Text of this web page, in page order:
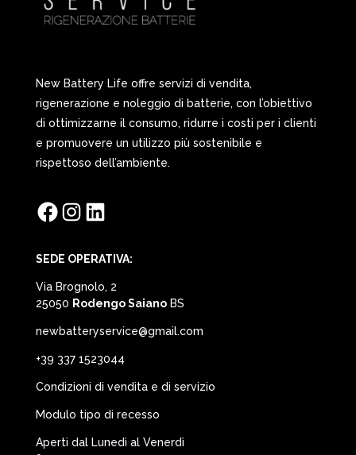
New Battery Life offre servizi di vendita,
rigenerazione e noleggio di batterie, con l’obiettivo
di ottimizzarne il consumo, ridurre i costi per i clienti
e promuovere un utilizzo più sostenibile e
rispettoso dell’ambiente.
FacebookInstagramLinkedIn
SEDE OPERATIVA:
Via Brognolo, 2
25050 Rodengo SaianoBS
newbatteryservice@gmail.com
+39 337 1523044
Condizioni di vendita e di servizio
Modulo tipo di recesso
Aperti dal Lunedì al Venerdì